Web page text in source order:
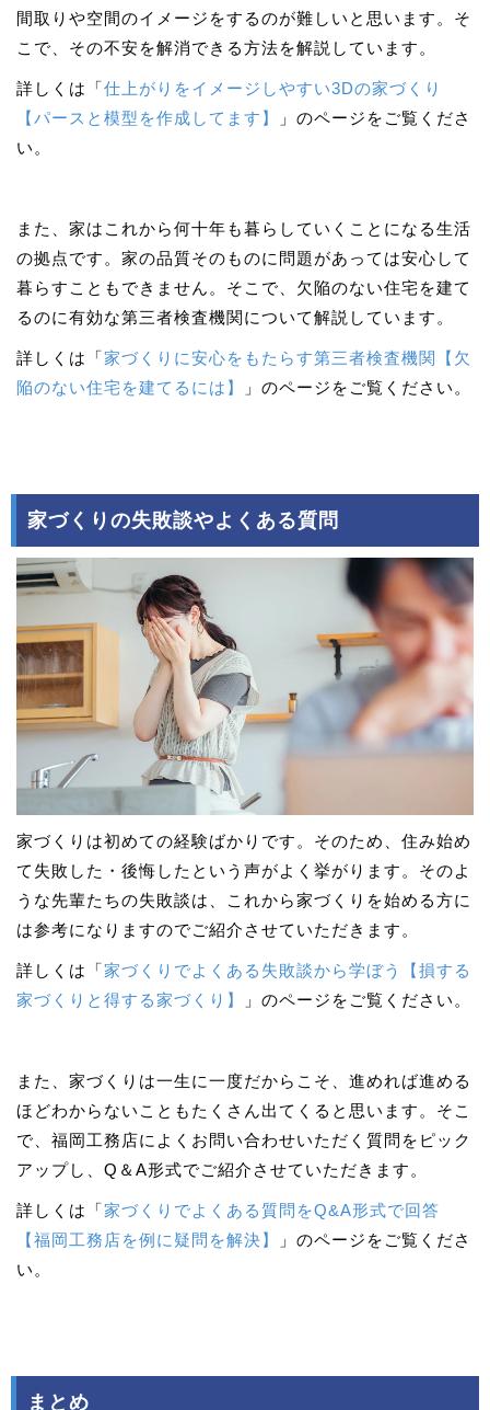
間取りや空間のイメージをするのが難しいと思います。そ
こで、その不安を解消できる方法を解説しています。
詳しくは「仕上がりをイメージしやすい3Dの家づくり
【パースと模型を作成してます】
」のページをご覧くださ
い。
また、家はこれから何十年も暮らしていくことになる生活
の拠点です。家の品質そのものに問題があっては安心して
暮らすこともできません。そこで、欠陥のない住宅を建て
るのに有効な第三者検査機関について解説しています。
詳しくは「家づくりに安心をもたらす第三者検査機関【欠
陥のない住宅を建てるには】
」のページをご覧ください。
家づくりの失敗談やよくある質問
家づくりは初めての経験ばかりです。そのため、住み始め
て失敗した・後悔したという声がよく挙がります。そのよ
うな先輩たちの失敗談は、これから家づくりを始める方に
は参考になりますのでご紹介させていただきます。
詳しくは「家づくりでよくある失敗談から学ぼう【損する
家づくりと得する家づくり】
」のページをご覧ください。
また、家づくりは一生に一度だからこそ、進めれば進める
ほどわからないこともたくさん出てくると思います。そこ
で、福岡工務店によくお問い合わせいただく質問をピック
アップし、Q＆A形式でご紹介させていただきます。
詳しくは「家づくりでよくある質問をQ&A形式で回答
【福岡工務店を例に疑問を解決】
」のページをご覧くださ
い。
まとめ